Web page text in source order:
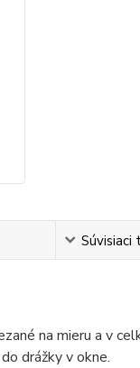
Súvisiaci
na mieru a v
drážky v okne.